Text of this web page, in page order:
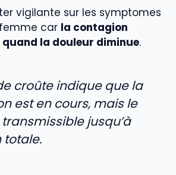
vigilante sur les symptomes
car la contagion
la douleur diminue.
croûte indique que la
est en cours, mais le
jusqu’à
totale.